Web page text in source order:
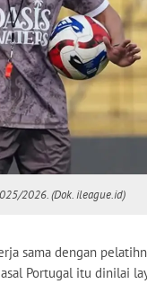
2026. (Dok. ileague.id)
sama dengan
Portugal itu dinilai